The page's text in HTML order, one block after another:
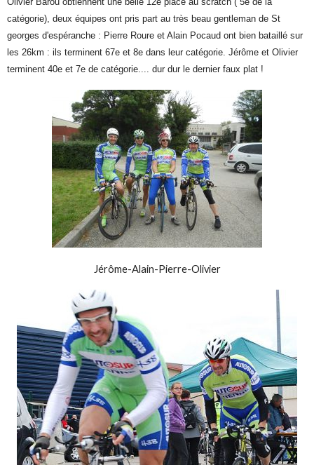
catégorie), deux équipes ont pris part au très beau gentleman de St
georges d'espéranche : Pierre Roure et Alain Pocaud ont bien bataillé sur
les 26km : ils terminent 67e et 8e dans leur catégorie. Jérôme et Olivier
terminent 40e et 7e de catégorie.... dur dur le dernier faux plat !
Jérôme-Alain-Pierre-Olivier